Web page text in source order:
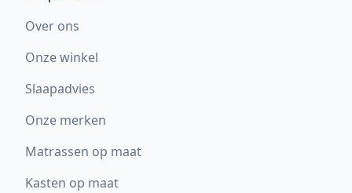
Over ons
Onze winkel
Slaapadvies
Onze merken
Matrassen op maat
Kasten op maat